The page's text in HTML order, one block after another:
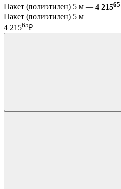
Пакет (полиэтилен) 5 м — 4 21565
Пакет (полиэтилен) 5 м
4 21565₽